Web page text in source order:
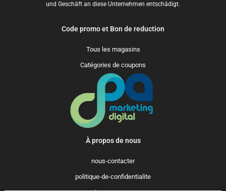
und Geschäft an diese Unternehmen entschädigt.
Code promo et Bon de reduction
Tous les magasins
Catégories de coupons
À propos de nous
nous-contacter
politique-de-confidentialite